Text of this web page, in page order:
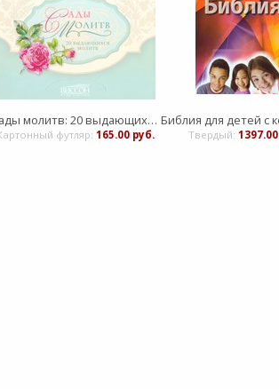
Сады молитв: 20 выдающихся молитв - 15 молитвенных карточек и подставка-домик
футляр:165.00 руб. Твердый: